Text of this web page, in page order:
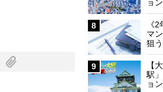
ョ
8
《
マ
狙
9
【
駅
ョ